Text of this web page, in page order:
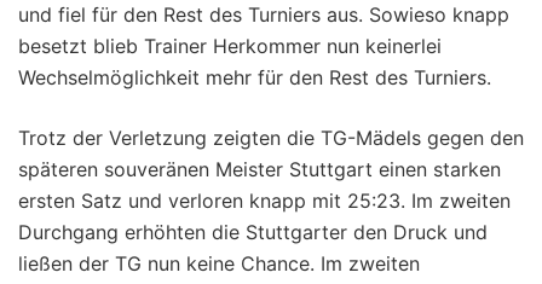
und fiel für den Rest des Turniers aus. Sowieso knapp
besetzt blieb Trainer Herkommer nun keinerlei
Wechselmöglichkeit mehr für den Rest des Turniers.
Trotz der Verletzung zeigten die TG-Mädels gegen den
späteren souveränen Meister Stuttgart einen starken
ersten Satz und verloren knapp mit 25:23. Im zweiten
Durchgang erhöhten die Stuttgarter den Druck und
ließen der TG nun keine Chance. Im zweiten